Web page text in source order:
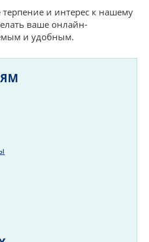
терпение и интерес к нашему
ваше онлайн-
и удобным.